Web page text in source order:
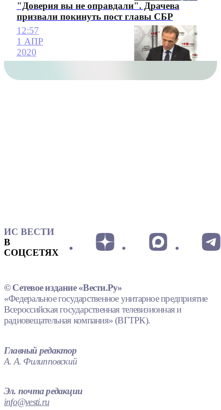
"Доверия вы не оправдали". Драчева
призвали покинуть пост главы СБР
12:57
1 АПР
2020
ИС ВЕСТИ
В
СОЦСЕТЯХ
© Сетевое издание «Вести.Ру»
«Федеральное государственное унитарное предприятие
Всероссийская государственная телевизионная и
радиовещательная компания» (ВГТРК).
Главный редактор
А. А. Филипповский
Эл. почта редакции
info@vesti.ru